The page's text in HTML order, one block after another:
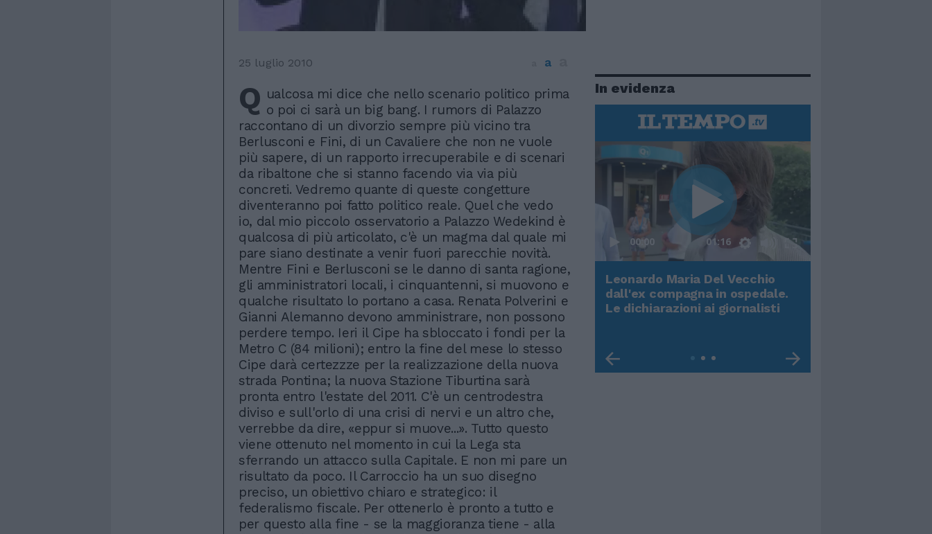
25 luglio 2010 a
Q ualcosa mi dice che nello scenario politico prima
o poi ci sarà un big bang. I rumors di Palazzo
raccontano di un divorzio sempre più vicino tra
Berlusconi e Fini, di un Cavaliere che non ne vuole
più sapere, di un rapporto irrecuperabile e di scenari
da ribaltone che si stanno facendo via via più
concreti. Vedremo quante di queste congetture
diventeranno poi fatto politico reale. Quel che vedo
io, dal mio piccolo osservatorio a Palazzo Wedekind è
qualcosa di più articolato, c'è un magma dal quale mi
pare siano destinate a venir fuori parecchie novità.
Mentre Fini e Berlusconi se le danno di santa ragione,
gli amministratori locali, i cinquantenni, si muovono e
qualche risultato lo portano a casa. Renata Polverini e
Gianni Alemanno devono amministrare, non possono
perdere tempo. Ieri il Cipe ha sbloccato i fondi per la
Metro C (84 milioni); entro la fine del mese lo stesso
Cipe darà certezzze per la realizzazione della nuova
strada Pontina; la nuova Stazione Tiburtina sarà
pronta entro l'estate del 2011. C'è un centrodestra
diviso e sull'orlo di una crisi di nervi e un altro che,
verrebbe da dire, «eppur si muove...». Tutto questo
viene ottenuto nel momento in cui la Lega sta
sferrando un attacco sulla Capitale. E non mi pare un
risultato da poco. Il Carroccio ha un suo disegno
preciso, un obiettivo chiaro e strategico: il
federalismo fiscale. Per ottenerlo è pronto a tutto e
per questo alla fine - se la maggioranza tiene - alla
In evidenza
Rudy Giuliani a Come States?
Trump, Meloni e la strategia
americana
00:00 01:16
Leonardo Maria Del Vecchio
dall'ex compagna in ospedale.
Le dichiarazioni ai giornalisti